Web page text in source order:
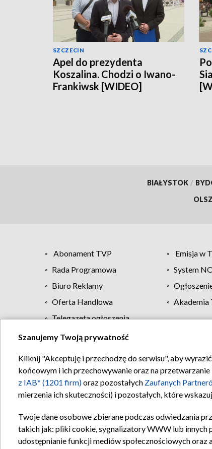
SZCZECIN
Apel do prezydenta
Koszalina. Chodzi o Iwano-
Frankiwsk [WIDEO]
BIAŁYSTOK /
Abonament TVP Emisja w
Rada Programowa
System
Biuro Reklamy
Oferta Handlowa
Akademia
Telegazeta ogłoszenia
Regulamin TVP
Szanujemy Twoją prywatność
Kliknij "Akceptuję i przechodzę do serwisu", aby
końcowym i ich przechowywanie oraz na
z IAB* (1201 firm)oraz pozostałych Zaufanych
mierzenia ich skuteczności) i pozostałych, które
Twoje dane osobowe zbierane podczas odwiedzania
takich jak: pliki cookie, sygnalizatory WWW lub innych
udostępnianie funkcji mediów społecznościowych oraz